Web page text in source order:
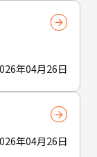
年04月26日
年04月26日